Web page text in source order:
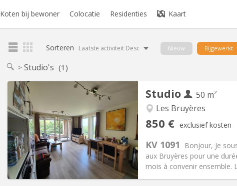
Koten bij bewoner Colocatie Residenties Kaart
Sorteren Laatste activiteit Desc Nieuw Bijgewerkt
Studio's (1)
Studio
50 m²
Les Bruyères
850 € exclusief kosten
KV 1091
Bonjour, Je
aux Bruyères pour une
mois à convenir ensemble.
Praktische Informatie
Huur:850 €
Kosten:60 €
Duur:11 maanden
Domiciliëring:Nee
Inrichting
Badkamer:Privaat
Oppervlakte:50 m2